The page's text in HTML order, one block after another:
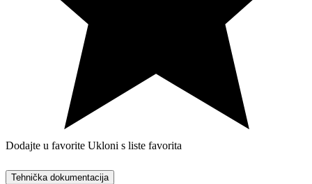
Dodajte u favorite Ukloni s liste favorita
Tehnička dokumentacija